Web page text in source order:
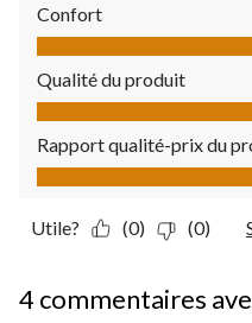
Confort
Confort, 5.0 sur 5
Qualité du produit
Qualité du produit, 5.0 sur
Rapport qualité-prix du
Rapport qualité-prix du
Utile? (0) (0)
4 commentaires